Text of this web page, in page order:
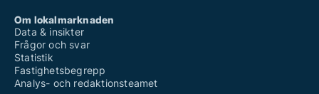
Om lokalmarknaden
Data & insikter
Frågor och svar
Statistik
Fastighetsbegrepp
Analys- och redaktionsteamet